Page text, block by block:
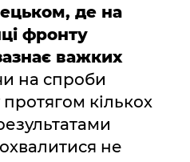
де на
фронту
важких
на спроби
протягом кількох
не